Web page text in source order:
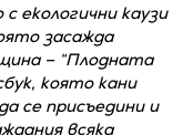
екологични каузи
засажда
– “Плодната
която кани
се присъедини и
всяка